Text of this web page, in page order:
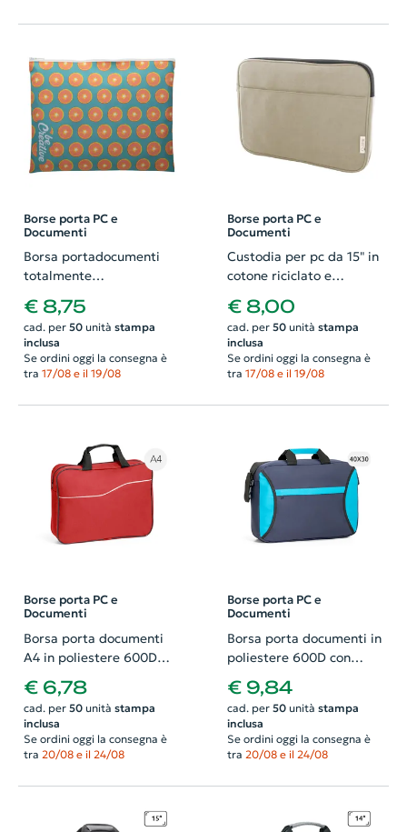
Borse porta PC e
Documenti
Borsa portadocumenti
totalmente
€ 8,75
cad. per 50unità stampa
inclusa
Se ordini oggi la consegna è
tra 17/08 e il 19/08
Borse porta PC e
Documenti
Custodia per pc da 15" in
cotone riciclato e
imbottita con tasca
frontale 400×270×30mm
€ 8,00
cad. per 50unità stampa
inclusa
Se ordini oggi la consegna è
tra 17/08 e il 19/08
Borse porta PC e
Documenti
Borsa porta documenti
A4 in poliestere 600D
39x8x29cm
€ 6,78
cad. per 50unità stampa
inclusa
Se ordini oggi la consegna è
tra 20/08 e il 24/08
Borse porta PC e
Documenti
Borsa porta documenti in
poliestere 600D con
scomparto foderato e
tasca anteriore
40x10x30cm
€ 9,84
cad. per 50unità stampa
inclusa
Se ordini oggi la consegna è
tra 20/08 e il 24/08